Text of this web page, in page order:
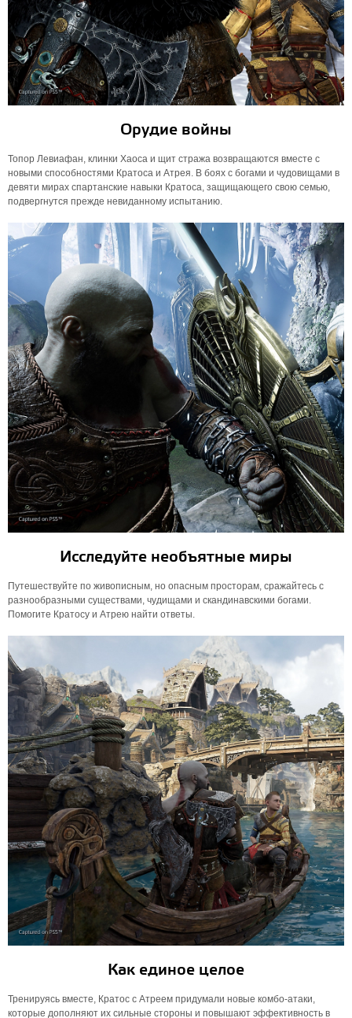
Орудие войны
Топор Левиафан, клинки Хаоса и щит стража возвращаются вместе с
новыми способностями Кратоса и Атрея. В боях с богами и чудовищами в
девяти мирах спартанские навыки Кратоса, защищающего свою семью,
подвергнутся прежде невиданному испытанию.
Исследуйте необъятные миры
Путешествуйте по живописным, но опасным просторам, сражайтесь с
разнообразными существами, чудищами и скандинавскими богами.
Помогите Кратосу и Атрею найти ответы.
Как единое целое
Тренируясь вместе, Кратос с Атреем придумали новые комбо-атаки,
которые дополняют их сильные стороны и повышают эффективность в